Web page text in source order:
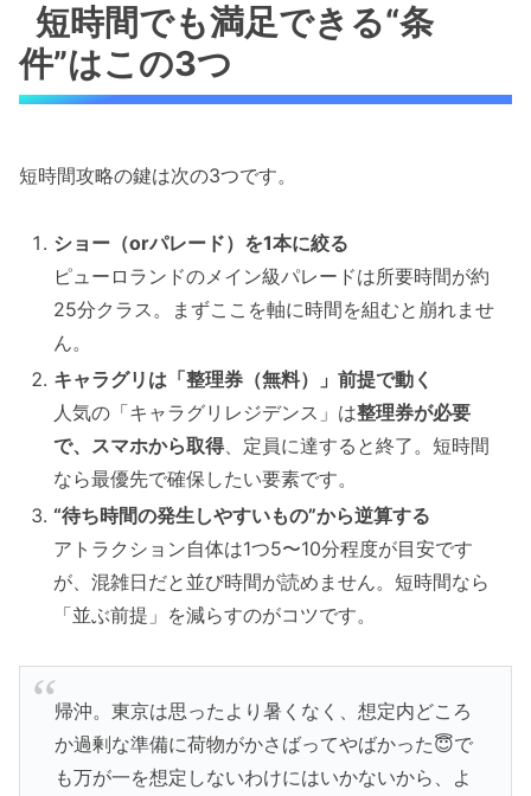
短時間でも満足できる“条
件”はこの3つ
短時間攻略の鍵は次の3つです。
ショー（orパレード）を1本に絞る
ピューロランドのメイン級パレードは所要時間が約
25分クラス。まずここを軸に時間を組むと崩れませ
ん。
キャラグリは「整理券（無料）」前提で動く
人気の「キャラグリレジデンス」は整理券が必要
で、スマホから取得、定員に達すると終了。短時間
なら最優先で確保したい要素です。
“待ち時間の発生しやすいもの”から逆算する
アトラクション自体は1つ5〜10分程度が目安です
が、混雑日だと並び時間が読めません。短時間なら
「並ぶ前提」を減らすのがコツです。
帰沖。東京は思ったより暑くなく、想定内どころ
か過剰な準備に荷物がかさばってやばかった😇で
も万が一を想定しないわけにはいかないから、よ